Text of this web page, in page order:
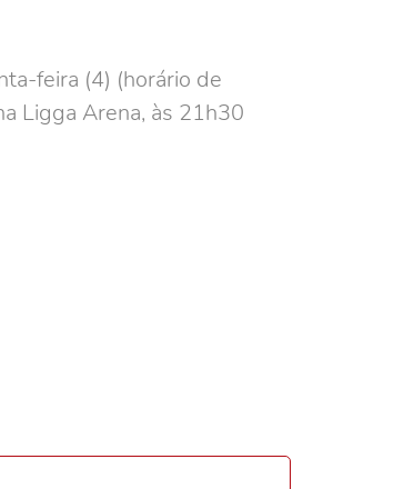
feira (4) (horário de
Ligga Arena, às 21h30